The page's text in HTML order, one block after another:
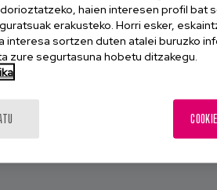
haien interesen profil bat
erakusteko. Horri esker,
interesa sortzen duten atalei buruzko
zure segurtasuna hobetu ditzakegu.